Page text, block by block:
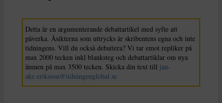
Detta är en argumenterande debattartikel med syfte att
påverka. Åsikterna som uttrycks är skribentens egna och inte
tidningens. Vill du också debattera? Vi tar emot repliker på
max 2000 tecken inkl blanksteg och debattartiklar om nya
ämnen på max 3500 tecken. Skicka din text till jan-
ake.eriksson@tidningenglobal.se